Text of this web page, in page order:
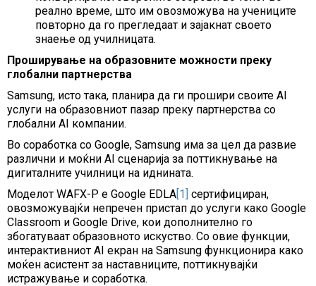
реално време, што им овозможува на учениците
повторно да го прегледаат и зајакнат своето
знаење од училницата.
Проширување на образовните можности преку
глобални партнерства
Samsung, исто така, планира да ги прошири своите AI
услуги на образовниот пазар преку партнерства со
глобални AI компании.
Во соработка со Google, Samsung има за цел да развие
различни и моќни AI сценарија за поттикнување на
дигиталните училници на иднината.
Моделот WAFX-P е Google EDLA[1] сертифициран,
овозможувајќи непречен пристап до услуги како Google
Classroom и Google Drive, кои дополнително го
збогатуваат образовното искуство. Со овие функции,
интерактивниот AI екран на Samsung функционира како
моќен асистент за наставниците, поттикнувајќи
истражување и соработка.